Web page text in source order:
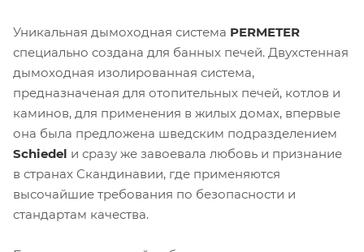
Уникальная дымоходная система PERMETER
специально создана для банных печей. Двухстенная
дымоходная изолированная система,
предназначеная для отопительных печей, котлов и
каминов, для применения в жилых домах, впервые
она была предложена шведским подразделением
Schiedel и сразу же завоевала любовь и признание
в странах Скандинавии, где применяются
высочайшие требования по безопасности и
стандартам качества.